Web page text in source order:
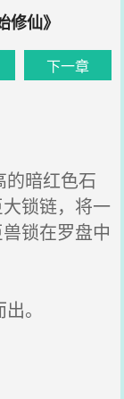
仙》
下一章
暗红色石
锁链，将一
锁在罗盘中
。